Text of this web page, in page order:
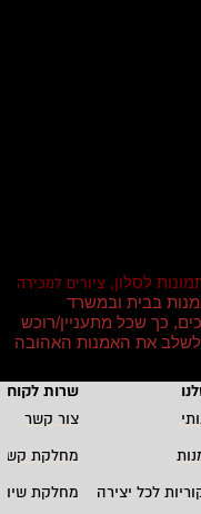
לסלון, ציורים למכירה
בבית ובמשרד
כך שכל מתעניין/רוכש
לשלב את האמנות האהובה
שרות
צור קשר
מחלקת
לכל יצירה
מחלקת